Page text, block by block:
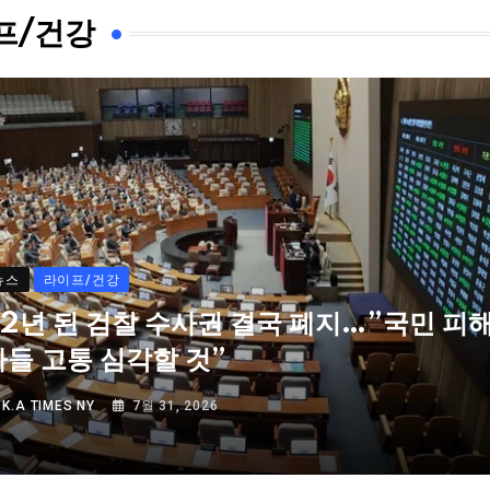
/건강
스 라이프/건강
년 된 검찰 수사권 결국 폐지…”국민 피
들 고통 심각할 것”
K.A TIMES NY 7월 31, 2026